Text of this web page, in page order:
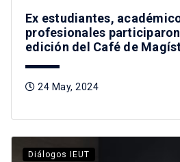
Ex estudiantes,
profesionales
edición del Café de
24 May, 2024
Diálogos IEUT